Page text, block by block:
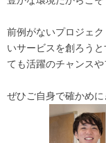
前例がないプロジェ
いサービスを創ろう
ても活躍のチャンス
ぜひご自身で確かめに